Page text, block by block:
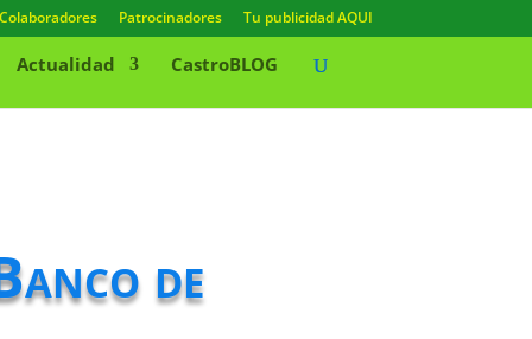
Colaboradores Patrocinadores Tu publicidad AQUI
Actualidad CastroBLOG
de